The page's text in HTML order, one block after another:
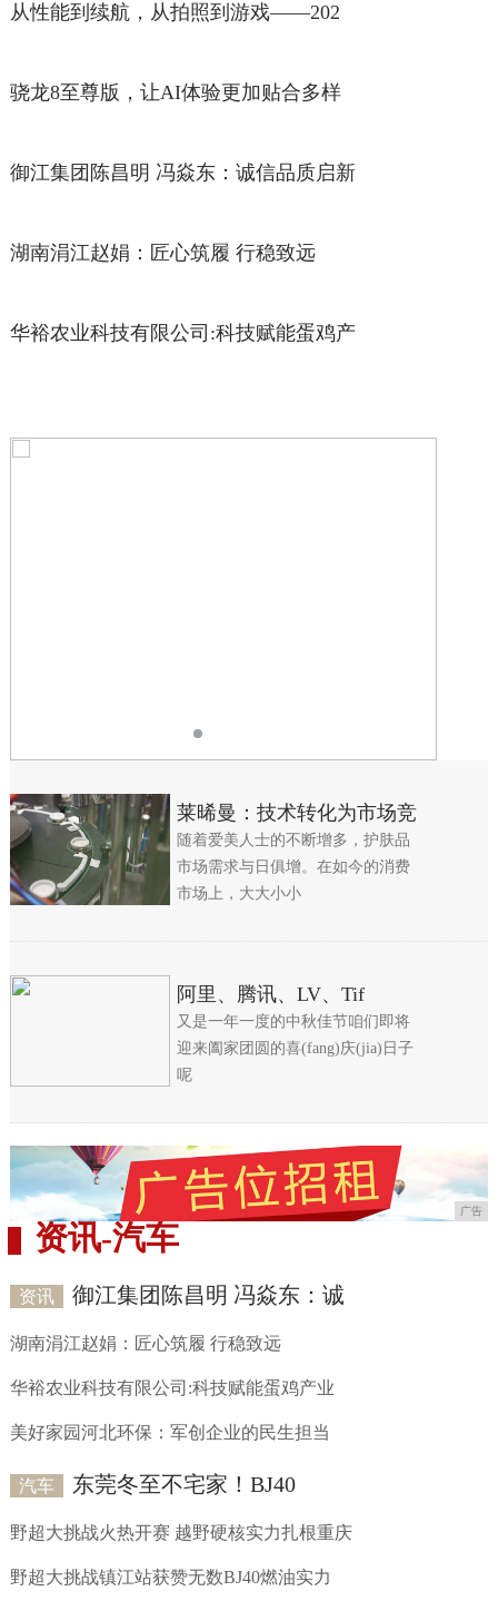
从性能到续航，从拍照到游戏——202
骁龙8至尊版，让AI体验更加贴合多样
御江集团陈昌明 冯焱东：诚信品质启新
湖南涓江赵娟：匠心筑履 行稳致远
华裕农业科技有限公司:科技赋能蛋鸡产
莱晞曼：技术转化为市场竞
随着爱美人士的不断增多，护肤品
市场需求与日俱增。在如今的消费
市场上，大大小小
阿里、腾讯、LV、Tif
又是一年一度的中秋佳节咱们即将
迎来阖家团圆的喜(fang)庆(jia)日子
呢
广告
资讯-汽车
资讯 御江集团陈昌明 冯焱东：诚
湖南涓江赵娟：匠心筑履 行稳致远
华裕农业科技有限公司:科技赋能蛋鸡产业
美好家园河北环保：军创企业的民生担当
汽车 东莞冬至不宅家！BJ40
野超大挑战火热开赛 越野硬核实力扎根重庆
野超大挑战镇江站获赞无数BJ40燃油实力